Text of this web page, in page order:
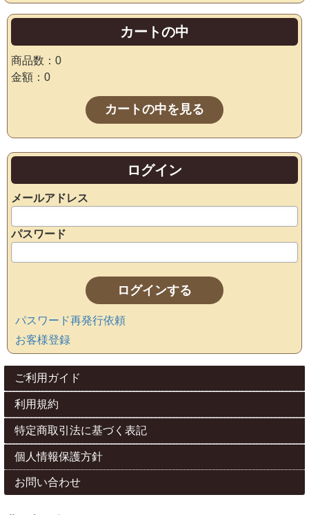
カートの中
商品数：0
金額：0
カートの中を見る
ログイン
メールアドレス
パスワード
パスワード再発行依頼
お客様登録
ご利用ガイド
利用規約
特定商取引法に基づく表記
個人情報保護方針
お問い合わせ